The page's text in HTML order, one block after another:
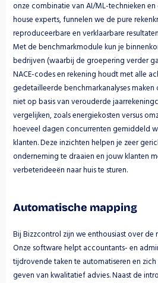
onze combinatie van AI/ML-technieken
house experts, funnelen we de pure
reproduceerbare en verklaarbare
Met de benchmarkmodule kun je
bedrijven (waarbij de groepering verder
NACE-codes en rekening houdt met alle
gedetailleerde benchmarkanalyses
niet op basis van verouderde
vergelijken, zoals energiekosten versus
hoeveel dagen concurrenten gemiddeld
klanten. Deze inzichten helpen je zeer
onderneming te draaien en jouw klanten
verbeterideeën naar huis te sturen.
Automatische mapping
Bij Bizzcontrol zijn we enthousiast over
Onze software helpt accountants- en
tijdrovende taken te automatiseren en
geven van kwalitatief advies. Naast de